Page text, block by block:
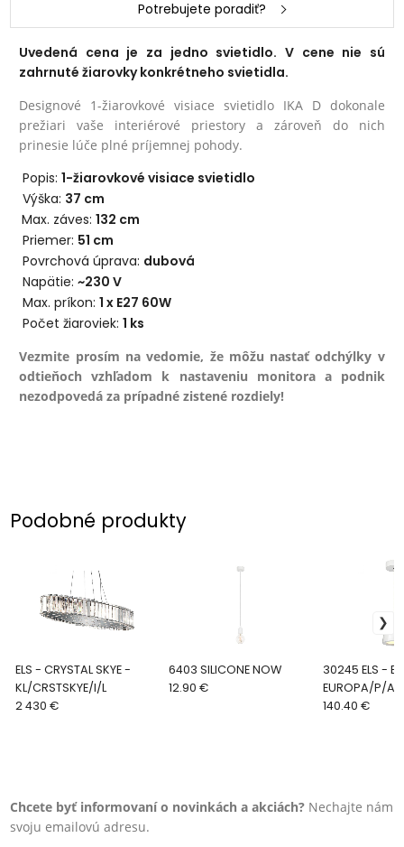
Potrebujete poradiť?
Uvedená cena je za jedno svietidlo. V cene nie sú
zahrnuté žiarovky konkrétneho svietidla.
Designové 1-žiarovkové visiace svietidlo IKA D dokonale
prežiari vaše interiérové priestory a zároveň do nich
prinesie lúče plné príjemnej pohody.
Popis:1-žiarovkové visiace svietidlo
Výška: 37 cm
Max. záves:132 cm
Priemer: 51 cm
Povrchová úprava: dubová
Napätie:~230 V
Max. príkon:1 x E27 60W
Počet žiaroviek:1 ks
Vezmite prosím na vedomie, že môžu nastať odchýlky v
odtieňoch vzhľadom k nastaveniu monitora a podnik
nezodpovedá za prípadné zistené rozdiely!
Podobné produkty
ELS - CRYSTAL SKYE -
KL/CRSTSKYE/I/L
2 430 €
6403 SILICONE NOW
12.90 €
30245 ELS - EUROPA -
EUROPA/P/A
140.40 €
Chcete byť informovaní o novinkách a akciách? Nechajte nám
svoju emailovú adresu.